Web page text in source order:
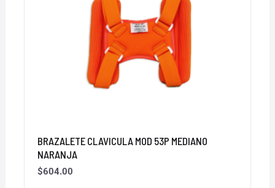
BRAZALETE CLAVICULA MOD 53P MEDIANO
NARANJA
$604.00